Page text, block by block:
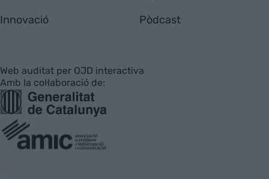
Innovació Pòdcast
Web auditat per OJD interactiva
Amb la col·laboració de: